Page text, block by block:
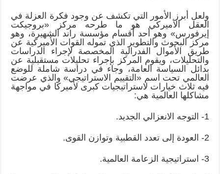
ولعل أبرز الأمور التي تكشف عن وجود فكرة العزلة في
العقل الأميركي هو ما طرحه مركز «بروجيكت
إيرفورس» وهو أحد أقسام مؤسسة راند الشهيرة، وهو
مركز البحوث والتطوير الذي تموله القوات الأميركية عن
طريق الأموال الفدرالية المخصصة لإجراء الدراسات
والتحليلات، ويقوم المركز بإجراء تحليلات مستقبلية عن
بدائل السياسة العامة، وجاء في دراسة شاملة للوضع
العالمي تحت اسم «التقييم الاستراتيجي» والذي عرضت
فيه ثلاث خيارات لاستراتيجيات كبرى لأميركا في مواجهة
مشاكلها العالمية هي:
1- التوجه الانعزالي الجديد.
2- العودة إلى تعدد القطبية وتوازن القوى.
3- استراتيجية الزعامة العالمية.